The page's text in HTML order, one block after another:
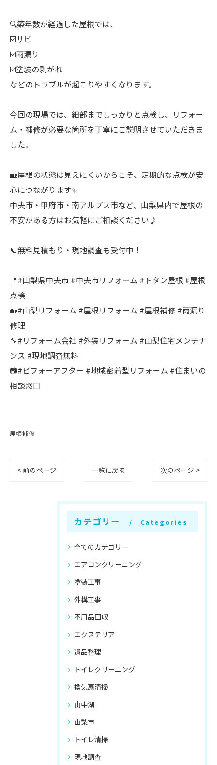
🔍築年数が経過した屋根では、
☑️サビ
☑️雨漏り
☑️塗装の剥がれ
などのトラブルが起こりやすくなります。
今回の現場では、細部までしっかりと点検し、リフォー
ム・補修が必要な箇所を丁寧にご説明させていただきま
した。
🏡屋根の状態は見えにくいからこそ、定期的な点検が安
心につながります✨
中央市・甲府市・南アルプス市など、山梨県内で屋根の
不安がある方はお気軽にご相談ください♪
📞無料見積もり・現地調査も受付中！
📍#山梨県中央市 #中央市リフォーム #トタン屋根 #屋根
点検
🏡#山梨リフォーム #屋根リフォーム #屋根補修 #雨漏り
修理
🔧#リフォーム会社 #外装リフォーム #山梨住宅メンテナ
ンス #現地調査無料
📷#ビフォーアフター #地域密着型リフォーム #住まいの
相談窓口
屋根補修
< 前のページ 一覧に戻る 次のページ >
カテゴリー Categories
全てのカテゴリー
エアコンクリーニング
塗装工事
外構工事
不用品回収
エクステリア
遺品整理
トイレクリーニング
換気扇清掃
山中湖
山梨市
トイレ清掃
現地調査